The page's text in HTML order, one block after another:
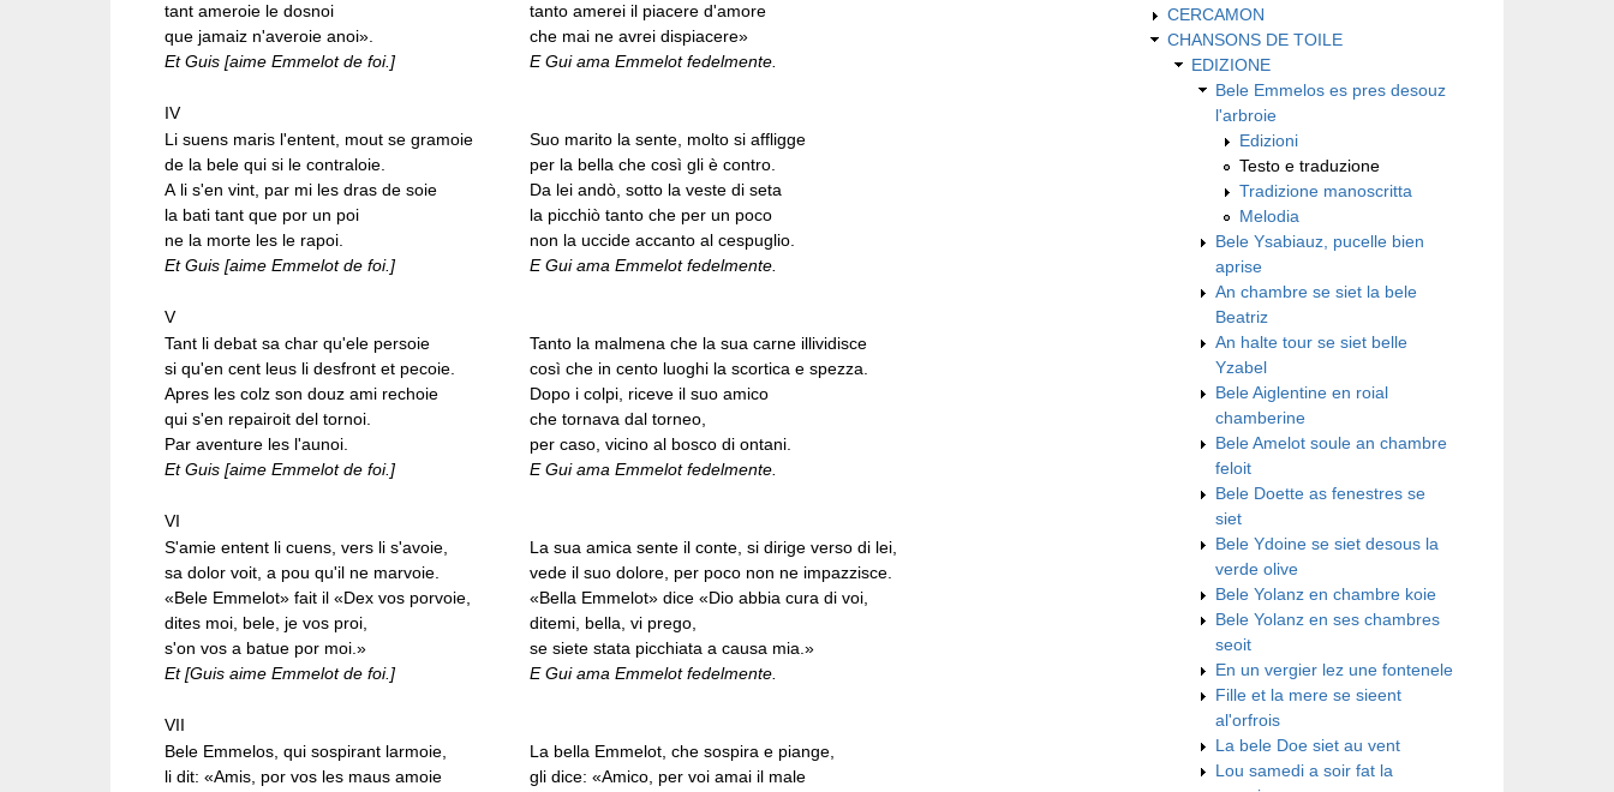
tant ameroie le dosnoi
que jamaiz n'averoie anoi».
Et Guis [aime Emmelot de foi.]
tanto amerei il piacere d'amore
che mai ne avrei dispiacere»
E Gui ama Emmelot fedelmente.
IV
Li suens maris l'entent, mout se gramoie
de la bele qui si le contraloie.
A li s'en vint, par mi les dras de soie
la bati tant que por un poi
ne la morte les le rapoi.
Et Guis [aime Emmelot de foi.]
Suo marito la sente, molto si affligge
per la bella che così gli è contro.
Da lei andò, sotto la veste di seta
la picchiò tanto che per un poco
non la uccide accanto al cespuglio.
E Gui ama Emmelot fedelmente.
V
Tant li debat sa char qu'ele persoie
si qu'en cent leus li desfront et pecoie.
Apres les colz son douz ami rechoie
qui s'en repairoit del tornoi.
Par aventure les l'aunoi.
Et Guis [aime Emmelot de foi.]
Tanto la malmena che la sua carne illividisce
così che in cento luoghi la scortica e spezza.
Dopo i colpi, riceve il suo amico
che tornava dal torneo,
per caso, vicino al bosco di ontani.
E Gui ama Emmelot fedelmente.
VI
S'amie entent li cuens, vers li s'avoie,
sa dolor voit, a pou qu'il ne marvoie.
«Bele Emmelot» fait il «Dex vos porvoie,
dites moi, bele, je vos proi,
s'on vos a batue por moi.»
Et [Guis aime Emmelot de foi.]
La sua amica sente il conte, si dirige verso di lei,
vede il suo dolore, per poco non ne impazzisce.
«Bella Emmelot» dice «Dio abbia cura di voi,
ditemi, bella, vi prego,
se siete stata picchiata a causa mia.»
E Gui ama Emmelot fedelmente.
VII
Bele Emmelos, qui sospirant larmoie,
li dit: «Amis, por vos les maus amoie
La bella Emmelot, che sospira e piange,
gli dice: «Amico, per voi amai il male
CERCAMON
CHANSONS DE TOILE
EDIZIONE
Bele Emmelos es pres desouz
l'arbroie
Edizioni
Testo e traduzione
Tradizione manoscritta
Melodia
Bele Ysabiauz, pucelle bien
aprise
An chambre se siet la bele
Beatriz
An halte tour se siet belle
Yzabel
Bele Aiglentine en roial
chamberine
Bele Amelot soule an chambre
feloit
Bele Doette as fenestres se
siet
Bele Ydoine se siet desous la
verde olive
Bele Yolanz en chambre koie
Bele Yolanz en ses chambres
seoit
En un vergier lez une fontenele
Fille et la mere se sieent
al'orfrois
La bele Doe siet au vent
Lou samedi a soir fat la